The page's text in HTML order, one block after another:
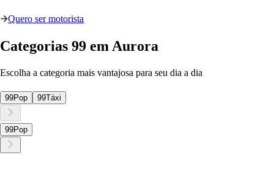
Quero ser motorista
Categorias 99 em Aurora
Escolha a categoria mais vantajosa para seu dia a dia
99Pop 99Táxi
99Pop